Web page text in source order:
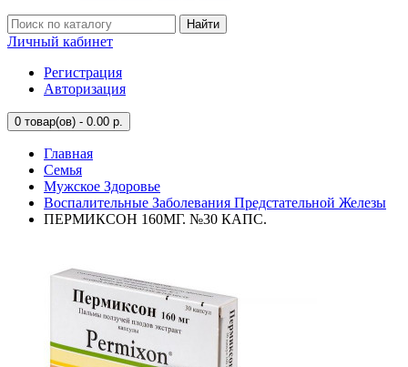
Найти
Личный кабинет
Регистрация
Авторизация
0 товар(ов) - 0.00 р.
Главная
Семья
Мужское Здоровье
Воспалительные Заболевания Предстательной Железы
ПЕРМИКСОН 160МГ. №30 КАПС.